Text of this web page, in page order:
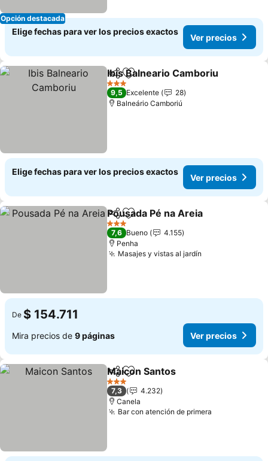
Opción destacada
Elige fechas para ver los precios exactos
Ver precios
CompartirAgregar a favoritos
Ibis Balneario Camboriu
3 Estrellas
9,5 Excelente
28
Balneário Camboriú
Elige fechas para ver los precios exactos
Ver precios
CompartirAgregar a favoritos
Pousada Pé na Areia
3 Estrellas
7,6 Bueno
4.155
Penha
Masajes y vistas al jardín
De $ 154.711
Mira precios de 9 páginas Ver precios
CompartirAgregar a favoritos
Maicon Santos
3 Estrellas
7,3
4.232
Canela
Bar con atención de primera